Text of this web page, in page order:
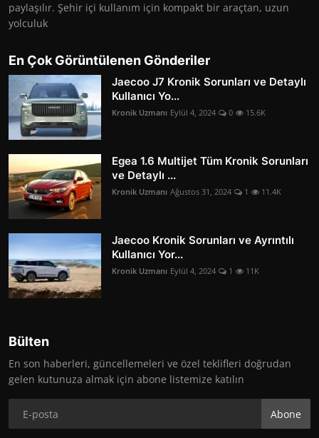
paylaşılır. Şehir içi kullanım için kompakt bir araçtan, uzun
yolculuk
En Çok Görüntülenen Gönderiler
Jaecoo J7 Kronik Sorunları ve Detaylı
Kullanıcı Yo...
Kronik Uzmanı Eylül 4, 2024 0 15.6K
Egea 1.6 Multijet Tüm Kronik Sorunları
ve Detaylı ...
Kronik Uzmanı Ağustos 31, 2024 1 11.4K
Jaecoo Kronik Sorunları ve Ayrıntılı
Kullanıcı Yor...
Kronik Uzmanı Eylül 4, 2024 1 11K
Bülten
En son haberleri, güncellemeleri ve özel teklifleri doğrudan
gelen kutunuza almak için abone listemize katılın
Abone